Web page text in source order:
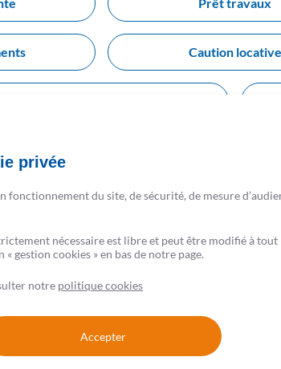
Caution locative
votre
Découvrez la meilleure
privée
du site, de sécurité, de mesure
nécessaire est libre et peut être modifié à
gestion cookies » en bas de notre page.
notre politique cookies
Accepter